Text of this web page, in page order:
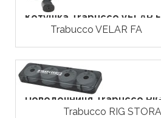
Котушка Trabucco VELAR
Trabucco VELAR FA
Поводочниця Trabucco
Trabucco RIG